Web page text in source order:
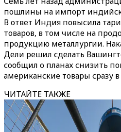
пошлины на импорт
В ответ Индия повысила
товаров, в том числе на
продукцию металлургии.
Дели решил сделать
сообщил о планах снизить
американские товары сразу в
ЧИТАЙТЕ ТАКЖЕ